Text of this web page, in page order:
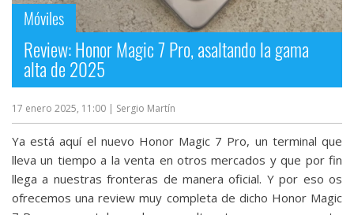
Móviles
Review: Honor Magic 7 Pro, asaltando la gama
alta de 2025
17 enero 2025, 11:00 | Sergio Martín
Ya está aquí el nuevo Honor Magic 7 Pro, un terminal que
lleva un tiempo a la venta en otros mercados y que por fin
llega a nuestras fronteras de manera oficial. Y por eso os
ofrecemos una review muy completa de dicho Honor Magic